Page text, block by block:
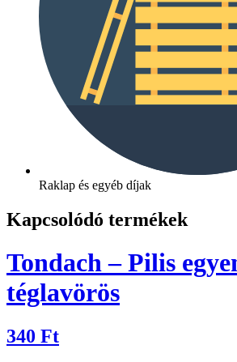
Raklap és egyéb díjak
Kapcsolódó termékek
Tondach – Pilis
téglavörös
340 Ft